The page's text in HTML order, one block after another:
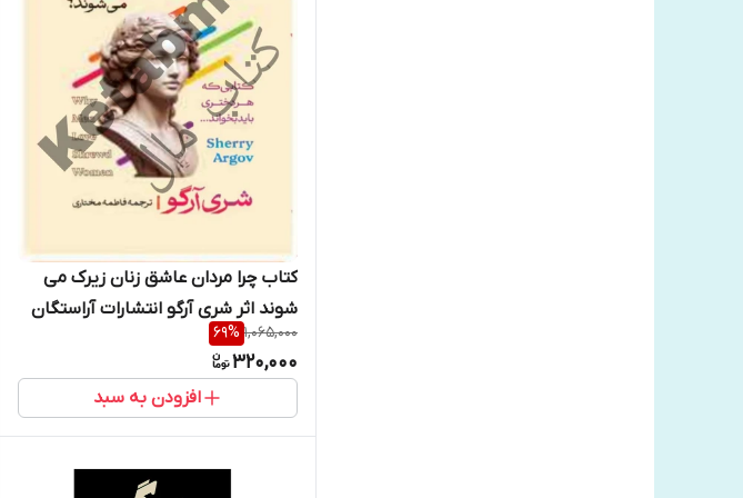
کتاب چرا مردان عاشق زنان زیرک می
شوند اثر شری آرگو انتشارات آراستگان
1,065,000
69%
320,000
افزودن به سبد